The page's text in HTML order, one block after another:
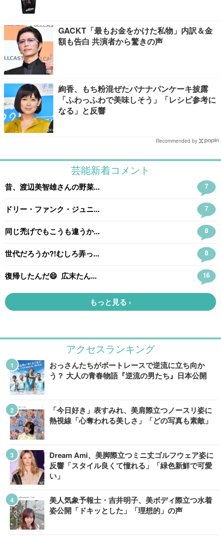
GACKT「最もお金をかけた私物」内訳＆金
額も告白 共演者から驚きの声
絢香、もち粉混ぜたバナナパンケーキ披露
「ふわっふわで美味しそう」「レシピ参考に
なる」と反響
Recommended by
アクセスランキング
おっさんたちがボートレースで逆流に立ち向か
う？ 大人の青春物語『逆流の男たち』日本公開
「今日好き」表すみれ、美肩際立つノースリ姿に
熱視線「心奪われる美しさ」「どの写真も素敵」
Dream Ami、美脚際立つミニ丈ゴルフウェア姿に
反響「スタイル良くて憧れる」「緑色新鮮で可愛
い」
美人気象予報士・吉井明子、美ボディ際立つ水着
姿公開「ドキッとした」「理想的」の声